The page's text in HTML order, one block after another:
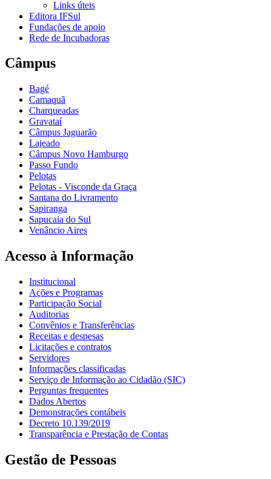
Links úteis
Editora IFSul
Fundações de apoio
Rede de Incubadoras
Câmpus
Bagé
Camaquã
Charqueadas
Gravataí
Câmpus Jaguarão
Lajeado
Câmpus Novo Hamburgo
Passo Fundo
Pelotas
Pelotas - Visconde da Graça
Santana do Livramento
Sapiranga
Sapucaia do Sul
Venâncio Aires
Acesso à Informação
Institucional
Ações e Programas
Participação Social
Auditorias
Convênios e Transferências
Receitas e despesas
Licitações e contratos
Servidores
Informações classificadas
Serviço de Informação ao Cidadão (SIC)
Perguntas frequentes
Dados Abertos
Demonstrações contábeis
Decreto 10.139/2019
Transparência e Prestação de Contas
Gestão de Pessoas